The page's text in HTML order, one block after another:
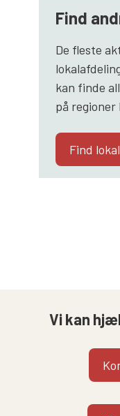
Find
De fleste
kan finde
på
Find
Vi kan